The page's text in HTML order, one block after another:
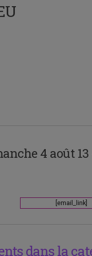
4 août 13
[email_link]
dans la